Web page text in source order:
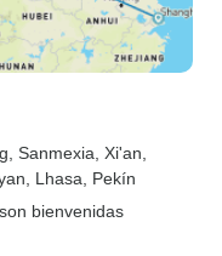
, Sanmexia , Xi'an
, Lhasa , Pekín
bienvenidas